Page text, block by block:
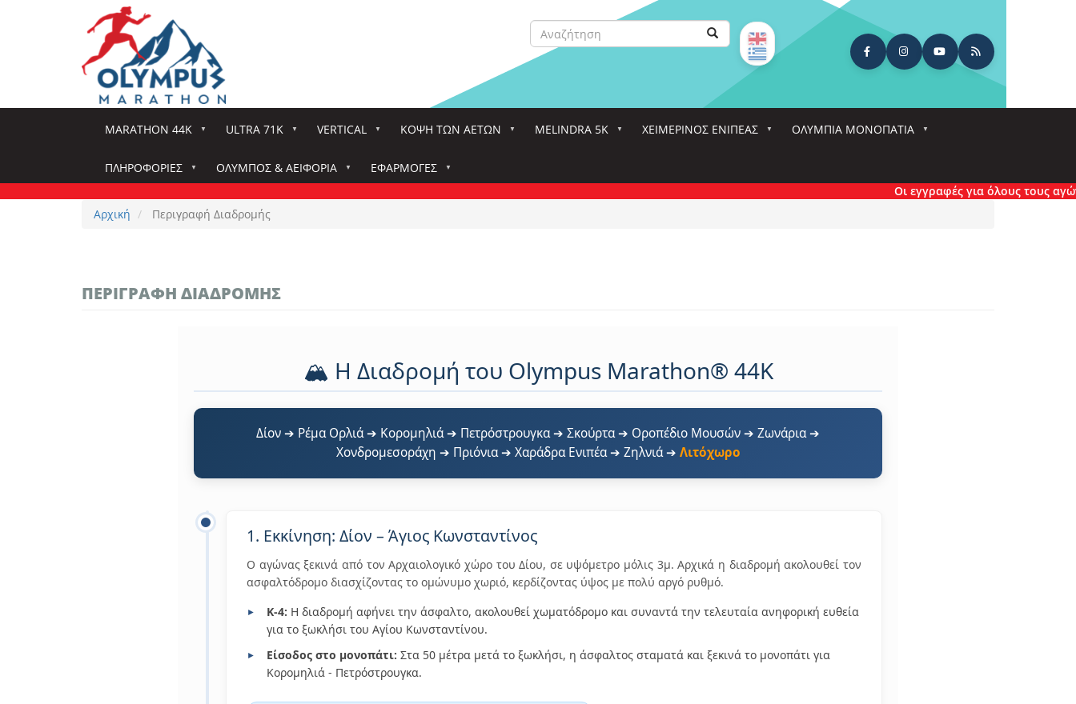
Search
Αναζήτηση Αναζήτηση
MARATHON 44K ULTRA 71K VERTICAL ΚΌΨΗ ΤΩΝ ΑΕΤΏΝ MELINDRA 5K ΧΕΙΜΕΡΙΝΟΣ ΕΝΙΠΕΑΣ ΟΛΎΜΠΙΑ ΜΟΝΟΠΆΤΙΑ
ΠΛΗΡΟΦΟΡΊΕΣ ΌΛΥΜΠΟΣ & ΑΕΙΦΟΡΊΑ
ΕΦΑΡΜΟΓΈΣ
Οι εγγραφές για όλους τους αγώνες
Αρχική
Περιγραφή Διαδρομής
ΠΕΡΙΓΡΑΦΉ ΔΙΑΔΡΟΜΉΣ
🏔️ Η Διαδρομή του Olympus Marathon® 44K
Δίον ➔ Ρέμα Ορλιά ➔ Κορομηλιά ➔ Πετρόστρουγκα ➔ Σκούρτα ➔ Οροπέδιο Μουσών ➔ Ζωνάρια ➔
Χονδρομεσοράχη ➔ Πριόνια ➔ Χαράδρα Ενιπέα ➔ Ζηλνιά ➔ Λιτόχωρο
1. Εκκίνηση: Δίον – Άγιος Κωνσταντίνος
Ο αγώνας ξεκινά από τον Αρχαιολογικό χώρο του Δίου, σε υψόμετρο μόλις 3μ. Αρχικά η διαδρομή ακολουθεί τον
ασφαλτόδρομο διασχίζοντας το ομώνυμο χωριό, κερδίζοντας ύψος με πολύ αργό ρυθμό.
Κ-4: Η διαδρομή αφήνει την άσφαλτο, ακολουθεί χωματόδρομο και συναντά την τελευταία ανηφορική ευθεία
για το ξωκλήσι του Αγίου Κωνσταντίνου.
Είσοδος στο μονοπάτι: Στα 50 μέτρα μετά το ξωκλήσι, η άσφαλτος σταματά και ξεκινά το μονοπάτι για
Κορομηλιά - Πετρόστρουγκα.